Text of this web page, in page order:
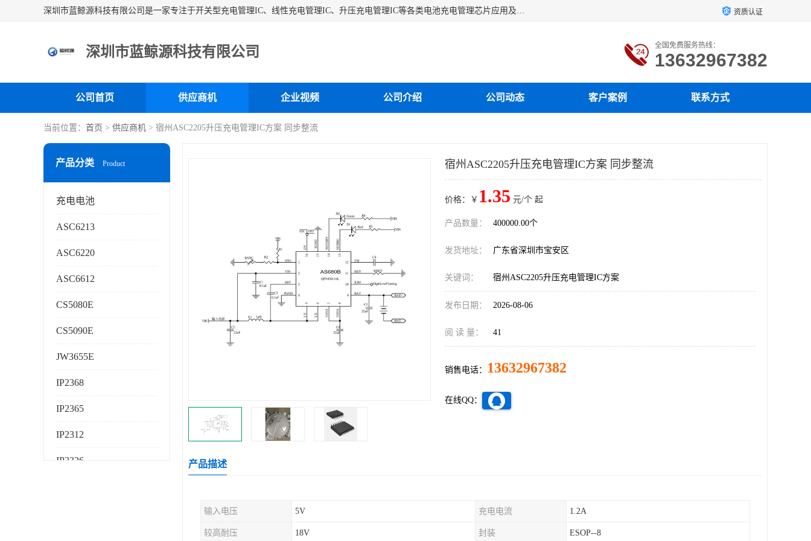
深圳市蓝鲸源科技有限公司是一家专注于开关型充电管理IC、线性充电管理IC、升压充电管理IC等各类电池充电管理芯片应用及芯片销售的企业，多年来公司为众多企业解决充电应用难题，设计缺陷，EMC超量等问题，是一家以充电技术指导为核心的充电芯片销售公司。 资质认证
深圳市蓝鲸源科技有限公司 全国免费服务热线：
13632967382
公司首页 供应商机 企业视频 公司介绍 公司动态 客户案例 联系方式
当前位置： 首页 > 供应商机 > 宿州ASC2205升压充电管理IC方案 同步整流
产品分类 Product
充电电池
ASC6213
ASC6220
ASC6612
CS5080E
CS5090E
JW3655E
IP2368
IP2365
IP2312
IP2326
宿州ASC2205升压充电管理IC方案 同步整流
价格：￥ 1.35 元/个 起
产品数量： 400000.00个
发货地址： 广东省深圳市宝安区
关键词： 宿州ASC2205升压充电管理IC方案
发布日期： 2026-08-06
阅 读 量： 41
销售电话： 13632967382
在线QQ：
产品描述
输入电压 5V 充电电流 1.2A
较高耐压 18V 封装 ESOP--8